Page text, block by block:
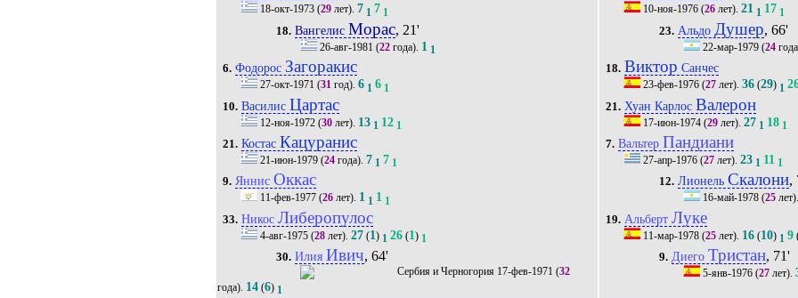
18-окт-1973 (29 лет).7 1 7 1
18. Вангелис Морас, 21'
26-авг-1981 (22года). 1 1
6. Фодорос Загоракис
27-окт-1971 (31 год).6 1 6 1
10. Василис Цартас
12-ноя-1972 (30 лет). 13 1 12 1
21. Костас Кацуранис
21-июн-1979 (24 года).7 1 7 1
9. ЯннисОккас
11-фев-1977 (26 лет). 1 1 1 1
33. НикосЛиберопулос
4-авг-1975 (28 лет).27 (1) 1 26 (1) 1
30. Илия Ивич, 64'
17-фев-1971 (32
года). 14(6) 1
10-ноя-1976 (26 лет).21 1 17 1
23. Альдо Душер, 66'
22-мар-1979(24
18. Виктор Санчес
23-фев-1976 (27 лет).36 (29) 1
21. Хуан Карлос Валерон
17-июн-1974 (29 лет).27 1 18 1
7. Вальтер Пандиани
27-апр-1976 (27 лет).23 1 11 1
12. ЛионельСкалони,
16-май-1978(25лет).
19. АльбертЛуке
11-мар-1978 (25 лет). 16 (10) 1 9
9. ДиегоТристан, 71'
5-янв-1976(27лет).